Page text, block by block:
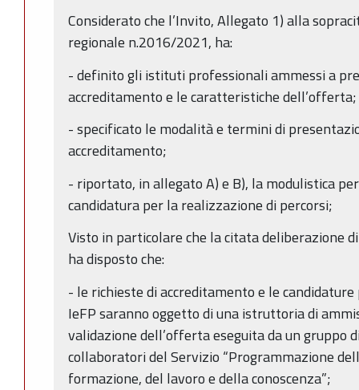
Considerato che l’Invito, Allegato 1) alla
regionale n.2016/2021, ha:
- definito gli istituti professionali ammessi a
accreditamento e le caratteristiche dell’offerta;
- specificato le modalità e termini di
accreditamento;
- riportato, in allegato A) e B), la modulistica
candidatura per la realizzazione di percorsi;
Visto in particolare che la citata deliberazione
ha disposto che:
- le richieste di accreditamento e le
IeFP saranno oggetto di una istruttoria di
validazione dell’offerta eseguita da un gruppo
collaboratori del Servizio “Programmazione
formazione, del lavoro e della conoscenza”;